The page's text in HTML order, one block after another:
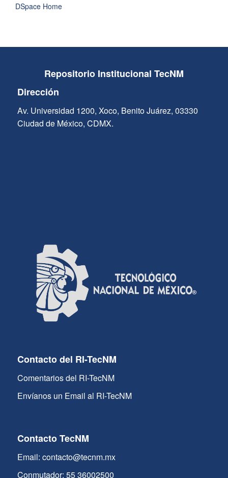
DSpace Home
Repositorio Institucional TecNM
Dirección
Av. Universidad 1200, Xoco, Benito Juárez, 03330
Ciudad de México, CDMX.
Contacto del RI-TecNM
Comentarios del RI-TecNM
Envíanos un Email al RI-TecNM
Contacto TecNM
Email: contacto@tecnm.mx
Conmutador: 55 36002500